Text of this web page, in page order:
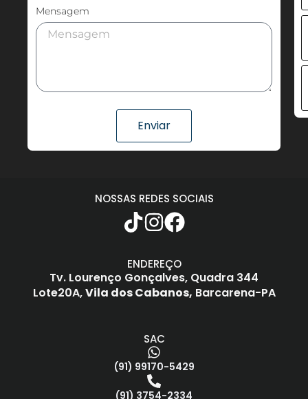
Mensagem
Enviar
SAC
(91) 99170-5429
(91) 3754-2334
ENDEREÇO
Tv. Lourenço Gonçalves, Quadra 344
Lote20A,Vila dos Cabanos, Barcarena-PA
NOSSAS REDES SOCIAIS